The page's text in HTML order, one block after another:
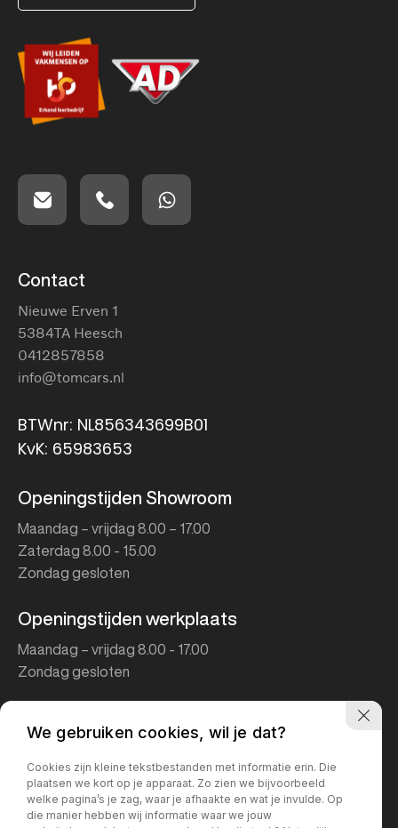
Contact
Nieuwe Erven 1
5384TA Heesch
0412857858
info@tomcars.nl
BTWnr: NL856343699B01
KvK: 65983653
Openingstijden Showroom
Maandag – vrijdag 8.00 – 17.00
Zaterdag 8.00 - 15.00
Zondag gesloten
Openingstijden werkplaats
Maandag – vrijdag 8.00 - 17.00
Zondag gesloten
We gebruiken cookies, wil je dat?
Cookies zijn kleine tekstbestanden met informatie erin. Die
plaatsen we kort op je apparaat. Zo zien we bijvoorbeeld
welke pagina’s je zag, waar je afhaakte en wat je invulde. Op
die manier hebben wij informatie waar we jouw